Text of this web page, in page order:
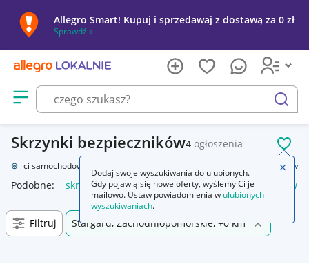
Allegro Smart! Kupuj i sprzedawaj z dostawą za 0 zł
Sprawdź »
Otwórz menu z kategoriami
szukaj
Skrzynki bezpieczników4 ogłoszenia
Części samochodowe Skrzynki bezpieczników
Podobne: skrzynka bezpieczników skrzynka bezpieczników
Filtruj Stargard, Zachodniopomorskie, +0 km
Dodaj swoje wyszukiwania do ulubionych.
Gdy pojawią się nowe oferty, wyślemy Ci je
mailowo. Ustaw powiadomienia w ulubionych
wyszukiwaniach.